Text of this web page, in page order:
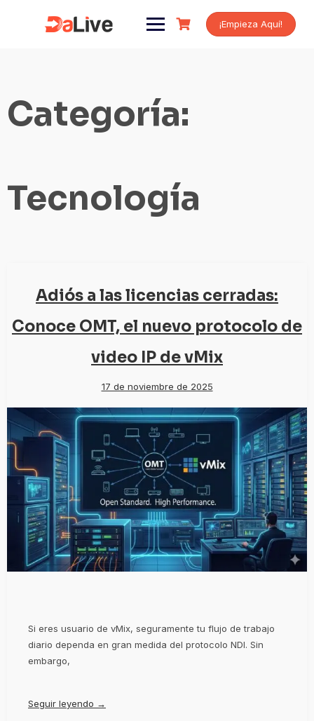
¡Empieza Aquí!
Categoría:
Tecnología
Adiós a las licencias cerradas:
Conoce OMT, el nuevo protocolo de
video IP de vMix
17 de noviembre de 2025
Si eres usuario de vMix, seguramente tu flujo de trabajo
diario dependa en gran medida del protocolo NDI. Sin
embargo,
Seguir leyendo →